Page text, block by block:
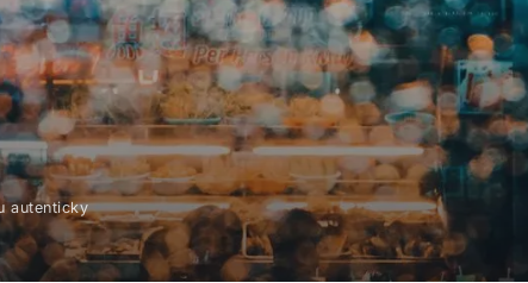
autenticky